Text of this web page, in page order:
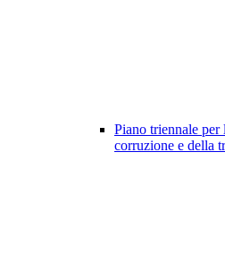
Piano triennale per
corruzione e della